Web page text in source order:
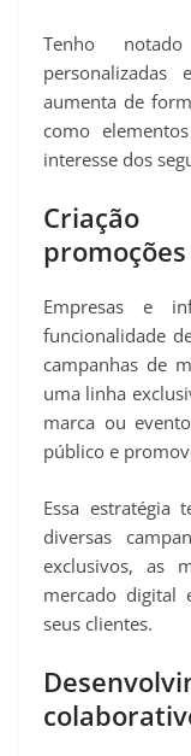
Tenho
aumenta de
como
interesse dos
Empresas e
funcionalidade
campanhas de
uma linha
marca ou
público e
Essa estratégia
diversas
exclusivos, as
mercado
seus clientes.